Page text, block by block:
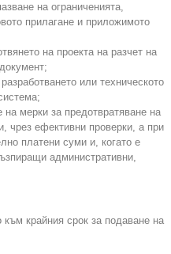
на ограниченията,
прилагане и приложимото
на проекта на разчет на
или техническото
мерки за предотвратяване на
чрез ефективни проверки, а при
платени суми и, когато е
административни,
крайния срок за подаване на